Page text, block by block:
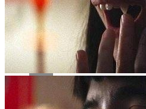
Whatsapp
Whatsapp
Email